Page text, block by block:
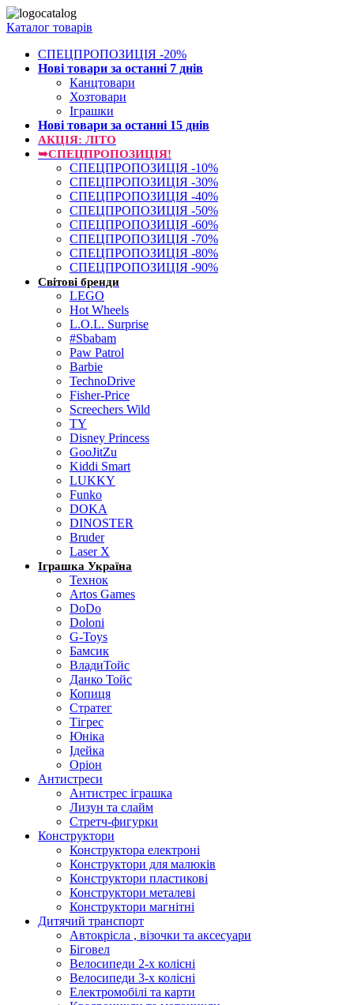
Каталог товарів
СПЕЦПРОПОЗИЦІЯ -20%
Нові товари за останнi 7 днiв
Канцтовари
Хозтовари
Іграшки
Нові товари за останнi 15 днiв
АКЦІЯ: ЛІТО
➥СПЕЦПРОПОЗИЦІЯ!
СПЕЦПРОПОЗИЦІЯ -10%
СПЕЦПРОПОЗИЦІЯ -30%
СПЕЦПРОПОЗИЦІЯ -40%
СПЕЦПРОПОЗИЦІЯ -50%
СПЕЦПРОПОЗИЦІЯ -60%
СПЕЦПРОПОЗИЦІЯ -70%
СПЕЦПРОПОЗИЦІЯ -80%
СПЕЦПРОПОЗИЦІЯ -90%
Світові бренди
LEGO
Hot Wheels
L.O.L. Surprise
#Sbabam
Paw Patrol
Barbie
TechnoDrive
Fisher-Price
Screechers Wild
TY
Disney Princess
GooJitZu
Kiddi Smart
LUKKY
Funko
DOKA
DINOSTER
Bruder
Laser X
Іграшка Україна
Технок
Artos Games
DoDo
Doloni
G-Toys
Бамсик
ВладиТойс
Данко Тойс
Копиця
Стратег
Тігрес
Юніка
Ідейка
Оріон
Антистреси
Антистрес іграшка
Лизун та слайм
Стретч-фигурки
Конструктори
Конструктора електроні
Конструктори для малюків
Конструктори пластикові
Конструктори металеві
Конструктори магнітні
Дитячий транспорт
Автокрісла , візочки та аксесуари
Біговел
Велосипеди 2-х колісні
Велосипеди 3-х колісні
Електромобілі та карти